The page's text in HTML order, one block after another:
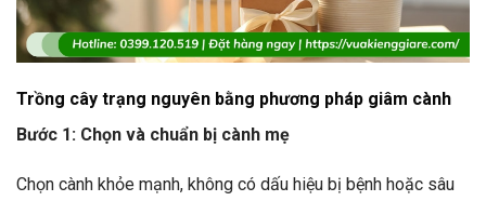
Trồng cây trạng nguyên bằng phương pháp giâm cành
Bước 1: Chọn và chuẩn bị cành mẹ
Chọn cành khỏe mạnh, không có dấu hiệu bị bệnh hoặc sâu